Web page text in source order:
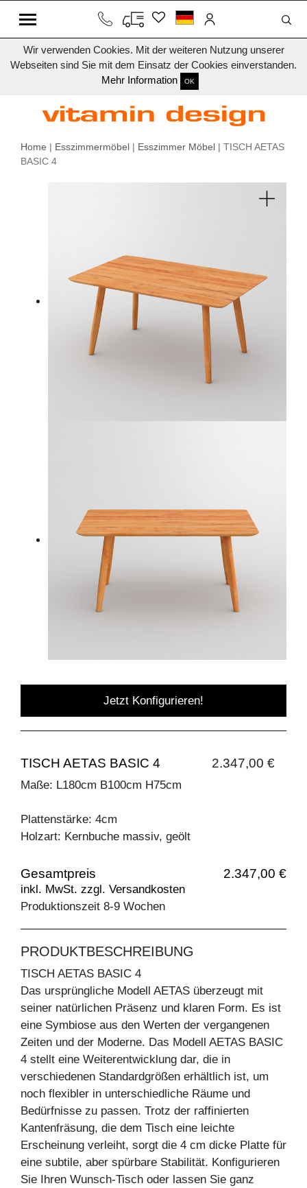
Wir verwenden Cookies. Mit der weiteren Nutzung unserer
Webseiten sind Sie mit dem Einsatz der Cookies einverstanden.
Mehr Information
OK
Home | Esszimmermöbel | Esszimmer Möbel | TISCH AETAS
BASIC 4
Jetzt Konfigurieren!
TISCH AETAS BASIC 4 2.347,00 €
Maße: L180cm B100cm H75cm
Plattenstärke: 4cm
Holzart: Kernbuche massiv, geölt
Gesamtpreis 2.347,00 €
inkl. MwSt. zzgl. Versandkosten
Produktionszeit 8-9 Wochen
PRODUKTBESCHREIBUNG
TISCH AETAS BASIC 4
Das ursprüngliche Modell AETAS überzeugt mit
seiner natürlichen Präsenz und klaren Form. Es ist
eine Symbiose aus den Werten der vergangenen
Zeiten und der Moderne. Das Modell AETAS BASIC
4 stellt eine Weiterentwicklung dar, die in
verschiedenen Standardgrößen erhältlich ist, um
noch flexibler in unterschiedliche Räume und
Bedürfnisse zu passen. Trotz der raffinierten
Kantenfräsung, die dem Tisch eine leichte
Erscheinung verleiht, sorgt die 4 cm dicke Platte für
eine subtile, aber spürbare Stabilität. Konfigurieren
Sie Ihren Wunsch-Tisch oder lassen Sie ganz